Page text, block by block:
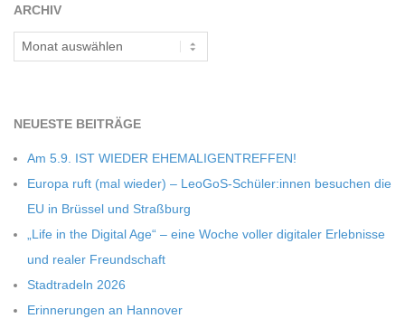
S
C
H
M
I
D
ARCHIV
Archiv
NEU­ESTE BEITRÄGE
Am 5.9. IST WIEDER EHEMALIGENTREFFEN!
Europa ruft (mal wie­der) – LeoGoS-Schüler:innen besu­chen die
EU in Brüs­sel und Straßburg
„Life in the Digi­tal Age“ – eine Woche vol­ler digi­ta­ler Erleb­nisse
und rea­ler Freundschaft
Stadt­ra­deln 2026
Erin­ne­run­gen an Hannover